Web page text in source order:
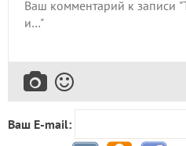
Ваш E-mail: